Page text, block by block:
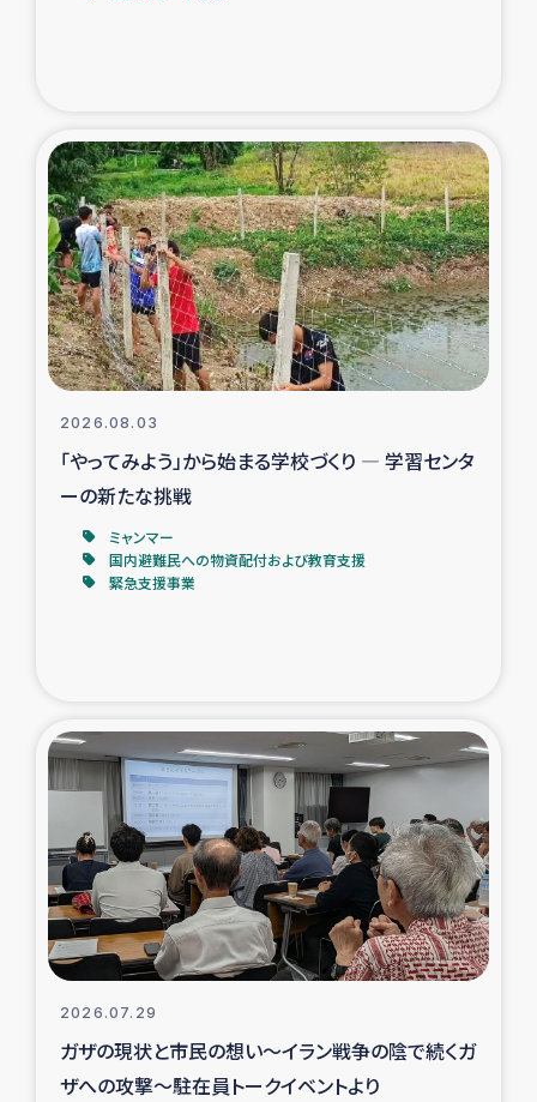
スリランカの南北女性をつなぐサリー・リサイクル・プロ
ジェクト
復興支援事業
民際教育事業
女性グループPIFWANITAによる食品加工事業
ガザ人道支援
令和6年能登半島地震 緊急支援
国内避難民への物資配付および教育支援
漁民によるマングローブ植林活動
レバノンでのシリア難民への食糧・越冬支援
レバノンにおける緊急支援
レバノンでのシリア難民への教育支援事業
レバノンでのシリア難民・レバノン人への農業支援
海外ルーツの市民との共生
2026.08.03
「やってみよう」から始まる学校づくり ― 学習センタ
ーの新たな挑戦
ミャンマー
国内避難民への物資配付および教育支援
緊急支援事業
2026.07.29
ガザの現状と市民の想い～イラン戦争の陰で続くガ
ザへの攻撃～駐在員トークイベントより